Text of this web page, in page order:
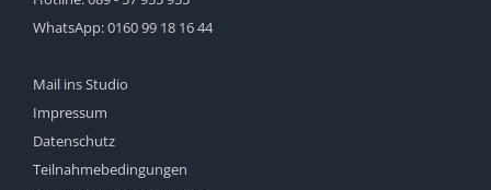
WhatsApp:0160 99 18 16 44
Mail ins Studio
Impressum
Datenschutz
Teilnahmebedingungen